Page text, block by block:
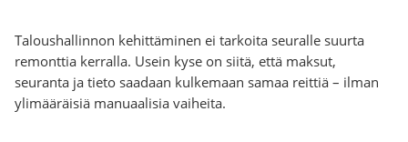
Taloushallinnon kehittäminen ei tarkoita seuralle suurta
remonttia kerralla. Usein kyse on siitä, että maksut,
seuranta ja tieto saadaan kulkemaan samaa reittiä – ilman
ylimääräisiä manuaalisia vaiheita.